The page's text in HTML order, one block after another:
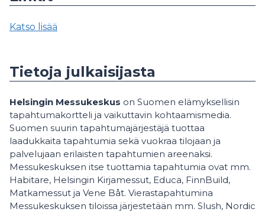
Katso lisää
Tietoja julkaisijasta
Helsingin Messukeskus on Suomen elämyksellisin
tapahtumakortteli ja vaikuttavin kohtaamismedia.
Suomen suurin tapahtumajärjestäjä tuottaa
laadukkaita tapahtumia sekä vuokraa tilojaan ja
palvelujaan erilaisten tapahtumien areenaksi.
Messukeskuksen itse tuottamia tapahtumia ovat mm.
Habitare, Helsingin Kirjamessut, Educa, FinnBuild,
Matkamessut ja Vene Båt. Vierastapahtumina
Messukeskuksen tiloissa järjestetään mm. Slush, Nordic